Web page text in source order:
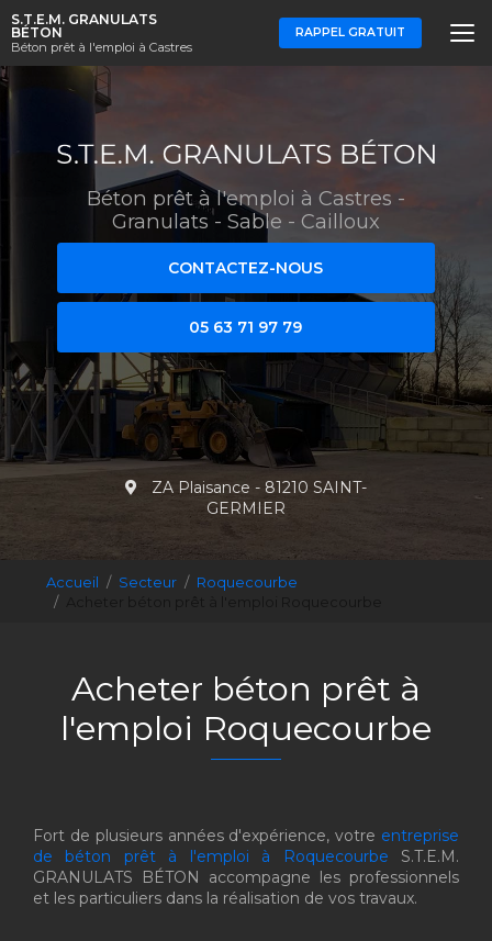
Aller
au
contenu
principal
S.T.E.M. GRANULATS
BÉTON
Béton prêt à l'emploi à Castres
RAPPEL GRATUIT
Béton prêt à l'emploi à Castres -
Granulats - Sable - Cailloux
CONTACTEZ-NOUS
05 63 71 97 79
ZA Plaisance - 81210 SAINT-
GERMIER
Accueil Secteur
Roquecourbe
Acheter béton prêt à
l'emploi Roquecourbe
Fort de plusieurs années d'expérience, votre entreprise
de béton prêt à l'emploi à Roquecourbe S.T.E.M.
GRANULATS BÉTON accompagne les professionnels
et les particuliers dans la réalisation de vos travaux.